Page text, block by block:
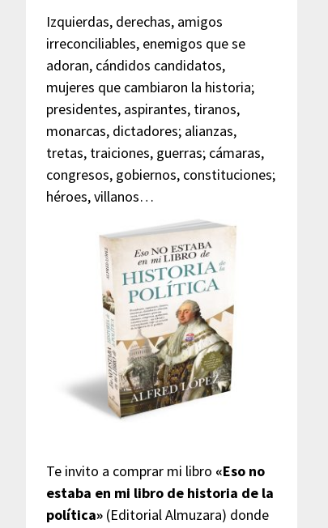
Izquierdas, derechas, amigos
irreconciliables, enemigos que se
adoran, cándidos candidatos,
mujeres que cambiaron la historia;
presidentes, aspirantes, tiranos,
monarcas, dictadores; alianzas,
tretas, traiciones, guerras; cámaras,
congresos, gobiernos, constituciones;
héroes, villanos…
Te invito a comprar mi libro «Eso no
estaba en mi libro de historia de la
política»(Editorial Almuzara) donde